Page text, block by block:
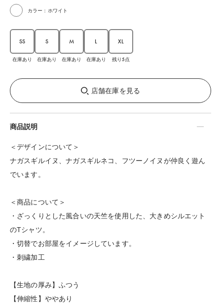
カラー：ホワイト
SS
在庫あり
S
在庫あり
M
在庫あり
L
在庫あり
XL
残り5点
店舗在庫を見る
商品説明
＜デザインについて＞
ナガスギルイヌ、ナガスギルネコ、フツーノイヌが仲良く遊ん
でいます。
＜商品について＞
・ざっくりとした風合いの天竺を使用した、大きめシルエット
のTシャツ。
・切替でお部屋をイメージしています。
・刺繍加工
【生地の厚み】ふつう
【伸縮性】ややあり